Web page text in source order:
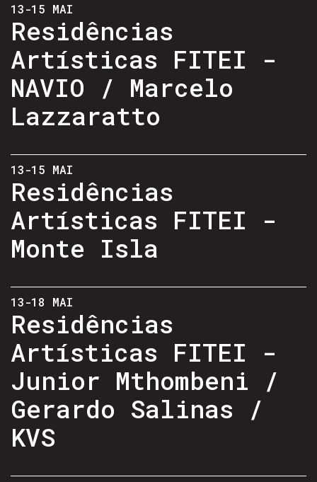
13-15 MAI
Residências
Artísticas FITEI -
NAVIO / Marcelo
Lazzaratto
13-15 MAI
Residências
Artísticas FITEI -
Monte Isla
13-18 MAI
Residências
Artísticas FITEI -
Junior Mthombeni /
Gerardo Salinas /
KVS